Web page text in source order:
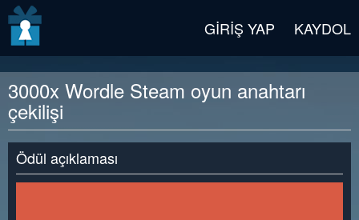
GIRIŞ YAP KAYDOL
3000x Wordle Steam oyun anahtarı
çekilişi
Ödül açıklaması